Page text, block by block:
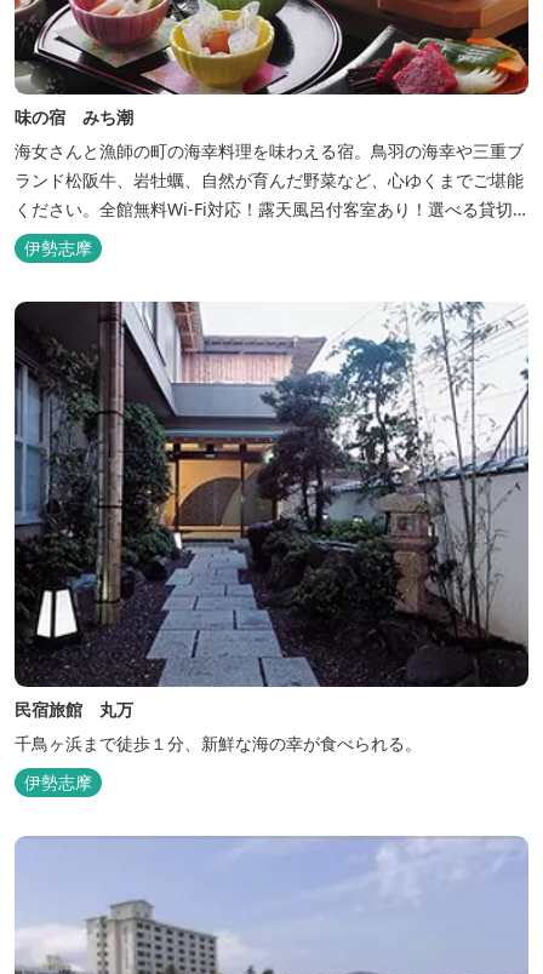
味の宿 みち潮
海女さんと漁師の町の海幸料理を味わえる宿。鳥羽の海幸や三重ブ
ランド松阪牛、岩牡蠣、自然が育んだ野菜など、心ゆくまでご堪能
ください。全館無料Wi-Fi対応！露天風呂付客室あり！選べる貸切
風呂も人気♪相差町内にはパワースポット石神さん（神明神社）あ
り！伊勢神宮・おかげ横丁まで最短40分！鳥羽十景にも選ばれた千
鳥ヶ浜は当館の目の前！宿を一歩出れば、満天の星空！周りに何も
ない場所だからこそ、星空がき...
伊勢志摩
民宿旅館 丸万
千鳥ヶ浜まで徒歩１分、新鮮な海の幸が食べられる。
伊勢志摩